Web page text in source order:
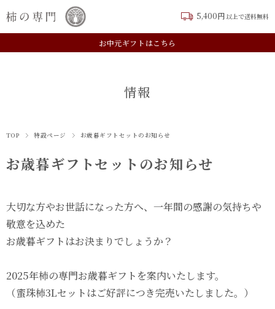
新規会員登録はこちら
情報
お中元ギフトはこちら
5,400円以上で送料無料
TOP 特設ページ お歳暮ギフトセットのお知らせ
お歳暮ギフトセットのお知らせ
大切な方やお世話になった方へ、一年間の感謝の気持ちや
敬意を込めた
お歳暮ギフトはお決まりでしょうか？
2025年柿の専門お歳暮ギフトを案内いたします。
（蜜珠柿3Lセットはご好評につき完売いたしました。）